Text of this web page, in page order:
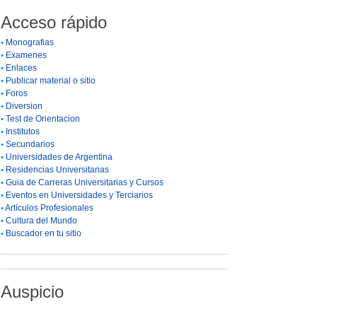
Acceso rápido
• Monografias
• Examenes
• Enlaces
• Publicar material o sitio
• Foros
• Diversion
• Test de Orientacion
• Institutos
• Secundarios
• Universidades de Argentina
• Residencias Universitarias
• Guia de Carreras Universitarias y Cursos
• Eventos en Universidades y Terciarios
•Artículos Profesionales
• Cultura del Mundo
• Buscador en tu sitio
Auspicio